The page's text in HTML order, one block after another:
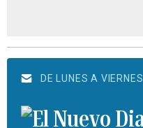
DE LUNES A VIERNES